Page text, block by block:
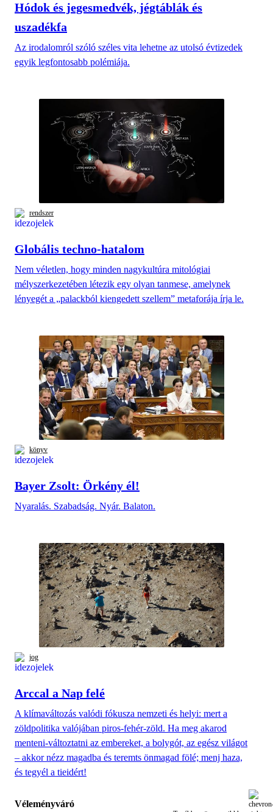
Hódok és jegesmedvék, jégtáblák és
uszadékfa
Az irodalomról szóló széles vita lehetne az utolsó évtizedek
egyik legfontosabb polémiája.
rendszer
Globális techno-hatalom
Nem véletlen, hogy minden nagykultúra mitológiai
mélyszerkezetében létezik egy olyan tanmese, amelynek
lényegét a „palackból kiengedett szellem” metaforája írja le.
könyv
Bayer Zsolt: Örkény él!
Nyaralás. Szabadság. Nyár. Balaton.
jog
Arccal a Nap felé
A klímaváltozás valódi fókusza nemzeti és helyi: mert a
zöldpolitika valójában piros-fehér-zöld. Ha meg akarod
menteni-változtatni az embereket, a bolygót, az egész világot
– akkor nézz magadba és teremts önmagad fölé; menj haza,
és tegyél a tieidért!
Véleményváró